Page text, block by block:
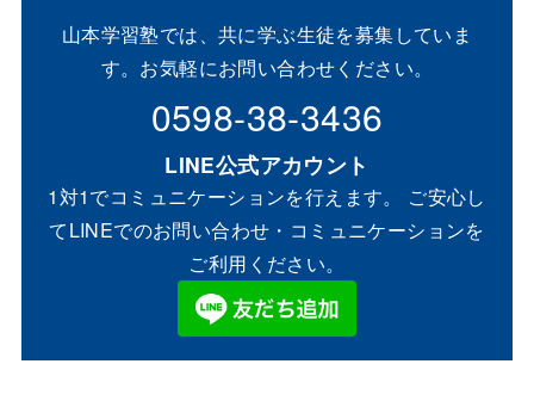
山本学習塾では、共に学ぶ生徒を募集していま
す。お気軽にお問い合わせください。
0598-38-3436
LINE公式アカウント
1対1でコミュニケーションを行えます。 ご安心し
てLINEでのお問い合わせ・コミュニケーションを
ご利用ください。